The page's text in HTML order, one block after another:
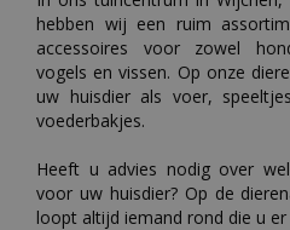
hebben wij een ruim
accessoires voor zowel
vogels en vissen. Op onze
uw huisdier als voer,
voederbakjes.
Heeft u advies nodig over
voor uw huisdier? Op de
loopt altijd iemand rond die u